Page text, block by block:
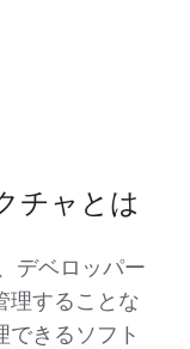
チャとは
デベロッパー
理することな
できるソフト